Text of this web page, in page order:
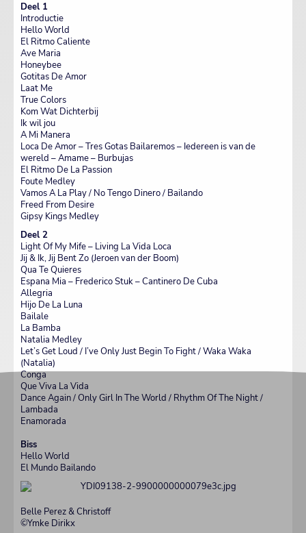
Deel 1
Introductie
Hello World
El Ritmo Caliente
Ave Maria
Honeybee
Gotitas De Amor
Laat Me
True Colors
Kom Wat Dichterbij
Ik wil jou
A Mi Manera
Loca De Amor – Tres Gotas Bailaremos – Iedereen is van de
wereld – Amame – Burbujas
El Ritmo De La Passion
Foute Medley
Vamos A La Play / No Tengo Dinero / Bailando
Freed From Desire
Gipsy Kings Medley
Deel 2
Light Of My Mife – Living La Vida Loca
Jij & Ik, Jij Bent Zo (Jeroen van der Boom)
Qua Te Quieres
Espana Mia – Frederico Stuk – Cantinero De Cuba
Allegria
Hijo De La Luna
Bailale
La Bamba
Natalia Medley
Let’s Get Loud / I’ve Only Just Begin To Fight / Waka Waka
(Natalia)
Conga
Que Viva La Vida
Dance Again / Only Girl In The World / Rhythm Of The Night /
Lambada
Enamorada
Biss
Hello World
El Mundo Bailando
Belle Perez & Christoff
©Ymke Dirikx